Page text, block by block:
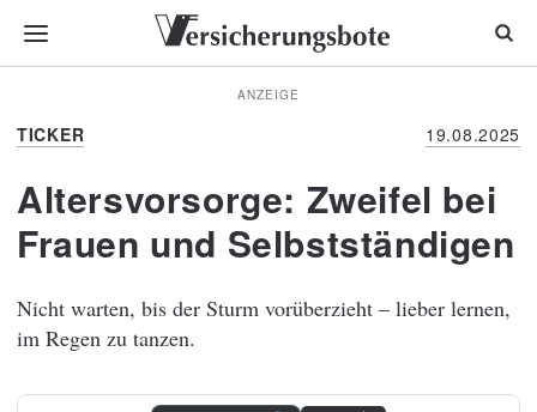
ANZEIGE
TICKER 19.08.2025
Altersvorsorge: Zweifel bei
Frauen und Selbstständigen
Nicht warten, bis der Sturm vorüberzieht – lieber lernen,
im Regen zu tanzen.